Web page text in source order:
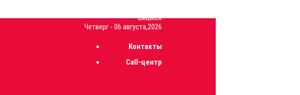
Бишкек
Четверг - 06 августа,2026
Контакты
Call-центр